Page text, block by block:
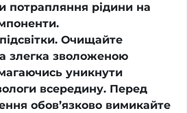
потрапляння рідини на
Очищайте
злегка зволоженою
уникнути
всередину. Перед
обов’язково вимикайте